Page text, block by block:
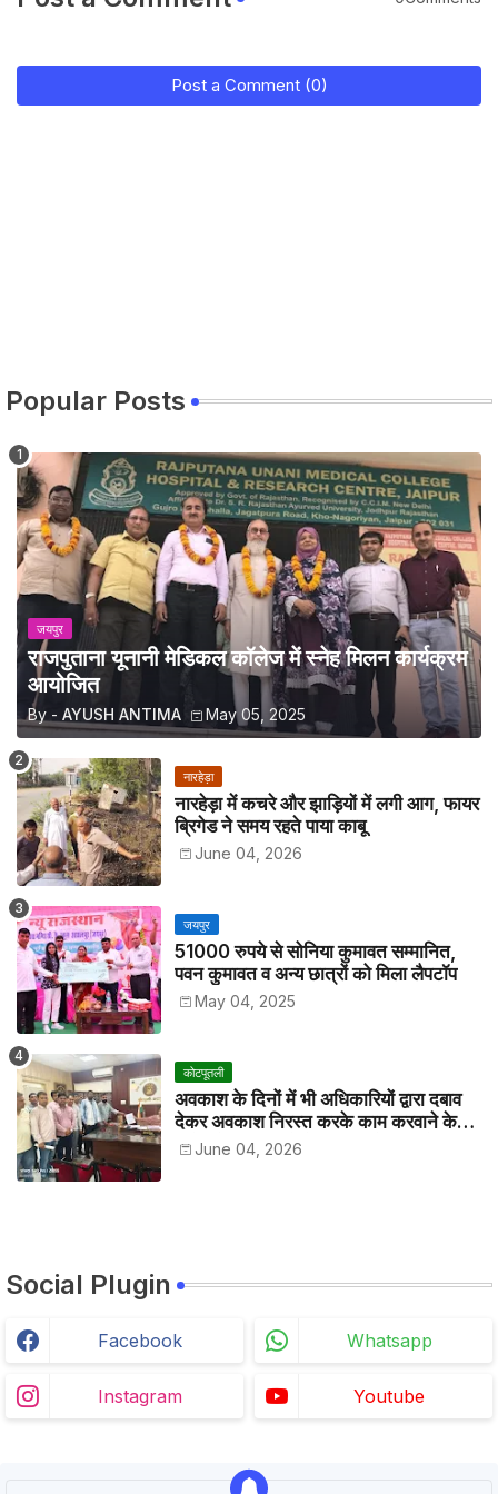
Post a Comment (0)
Popular Posts
जयपुर
राजपुताना यूनानी मेडिकल कॉलेज में स्नेह मिलन कार्यक्रम
आयोजित
By - AYUSH ANTIMA May 05, 2025
नारहेड़ा
नारहेड़ा में कचरे और झाड़ियों में लगी आग, फायर
ब्रिगेड ने समय रहते पाया काबू
June 04, 2026
जयपुर
51000 रुपये से सोनिया कुमावत सम्मानित,
पवन कुमावत व अन्य छात्रों को मिला लैपटॉप
May 04, 2025
कोटपूतली
अवकाश के दिनों में भी अधिकारियों द्वारा दबाव
देकर अवकाश निरस्त करके काम करवाने के
विरोध में कर्मचारियों ने जिला कलेक्टर को सीएस
के नाम दिया ज्ञापन
June 04, 2026
Social Plugin
Facebook Whatsapp
Instagram Youtube